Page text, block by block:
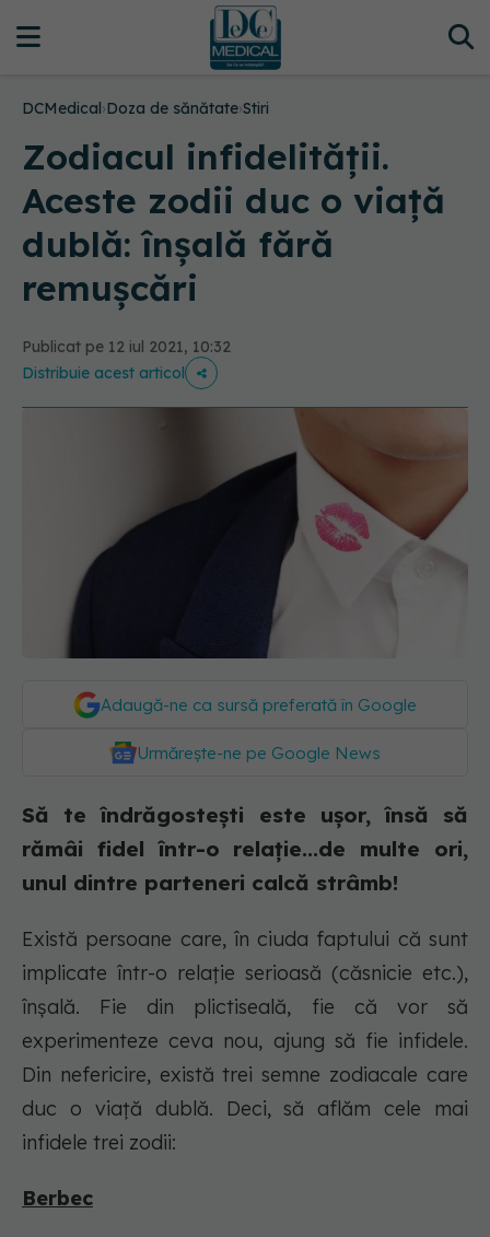
DCMedical›Doza de sănătate›Stiri
Zodiacul infidelității.
Aceste zodii duc o viață
dublă: înșală fără
remușcări
Publicat pe 12 iul 2021, 10:32
Distribuie acest articol
Adaugă-ne ca sursă preferată în Google
Urmărește-ne pe Google News
Să te îndrăgostești este ușor, însă să
rămâi fidel într-o relație...de multe ori,
unul dintre parteneri calcă strâmb!
Există persoane care, în ciuda faptului că sunt
implicate într-o relație serioasă (căsnicie etc.),
înșală. Fie din plictiseală, fie că vor să
experimenteze ceva nou, ajung să fie infidele.
Din nefericire, există trei semne zodiacale care
duc o viață dublă. Deci, să aflăm cele mai
infidele trei zodii:
Berbec